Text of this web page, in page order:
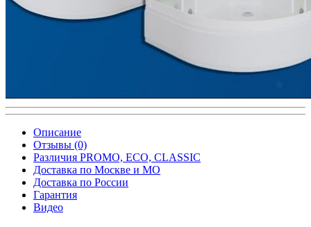
Описание
Отзывы (0)
Различия PROMO, ECO, CLASSIC
Доставка по Москве и МО
Доставка по России
Гарантия
Видео